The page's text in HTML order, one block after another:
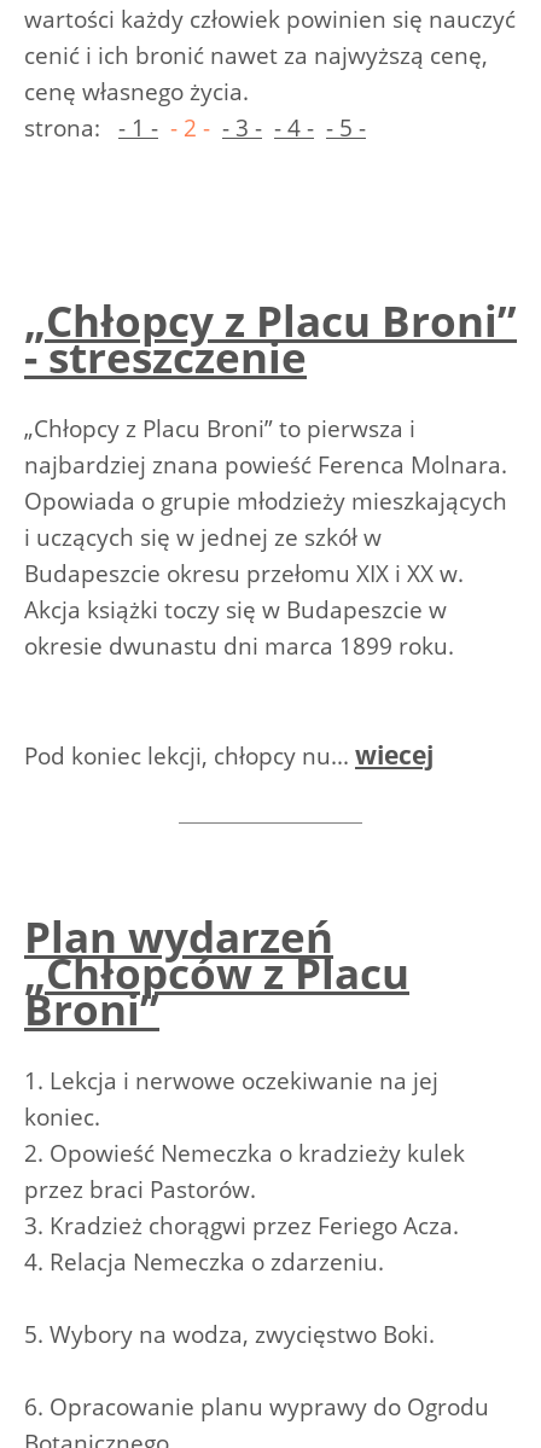
wartości każdy człowiek powinien się nauczyć
cenić i ich bronić nawet za najwyższą cenę,
cenę własnego życia.
strona: - 1 - - 2 - - 3 - - 4 - - 5 -
„Chłopcy z Placu Broni”
- streszczenie
„Chłopcy z Placu Broni” to pierwsza i
najbardziej znana powieść Ferenca Molnara.
Opowiada o grupie młodzieży mieszkających
i uczących się w jednej ze szkół w
Budapeszcie okresu przełomu XIX i XX w.
Akcja książki toczy się w Budapeszcie w
okresie dwunastu dni marca 1899 roku.
Pod koniec lekcji, chłopcy nu... wiecej
Plan wydarzeń
„Chłopców z Placu
Broni”
1. Lekcja i nerwowe oczekiwanie na jej
koniec.
2. Opowieść Nemeczka o kradzieży kulek
przez braci Pastorów.
3. Kradzież chorągwi przez Feriego Acza.
4. Relacja Nemeczka o zdarzeniu.
5. Wybory na wodza, zwycięstwo Boki.
6. Opracowanie planu wyprawy do Ogrodu